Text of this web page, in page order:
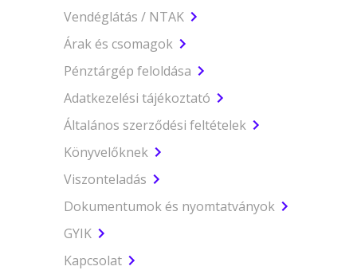
Vendéglátás / NTAK
Árak és csomagok
Pénztárgép feloldása
Adatkezelési tájékoztató
Általános szerződési feltételek
Könyvelőknek
Viszonteladás
Dokumentumok és nyomtatványok
GYIK
Kapcsolat